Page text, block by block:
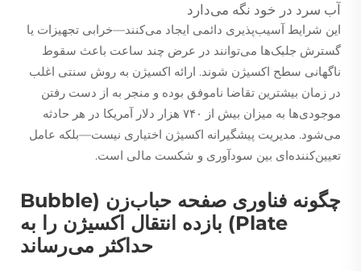
آب سرد در خود نگه می‌دارد
این شرایط آسیب‌پذیری دائمی ایجاد می‌کنند—خرابی تجهیزات یا
گسترش جلبک‌ها می‌توانند در عرض چند ساعت باعث سقوط
ناگهانی سطح اکسیژن شوند. ارائه اکسیژن به روش سنتی اغلب
در زمان بیشترین تقاضا ناموفق بوده و منجر به از دست رفتن
موجودی‌ها به میزان بیش از ۷۴۰ هزار دلار آمریکا در هر حادثه
می‌شود. مدیریت پیشگیرانه اکسیژن اختیاری نیست—بلکه عامل
تعیین‌کننده‌ای بین سودآوری و شکست مالی است.
چگونه فناوری صفحه حباب‌زن (Bubble
Plate) بازده انتقال اکسیژن را به
حداکثر می‌رساند